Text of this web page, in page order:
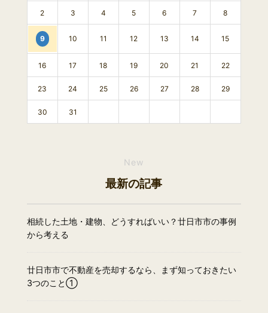
2 3 4 5 6 7 8
9 10 11 12 13 14 15
16 17 18 19 20 21 22
23 24 25 26 27 28 29
30 31
New
最新の記事
相続した土地・建物、どうすればいい？廿日市市の事例
から考える
廿日市市で不動産を売却するなら、まず知っておきたい
3つのこと①